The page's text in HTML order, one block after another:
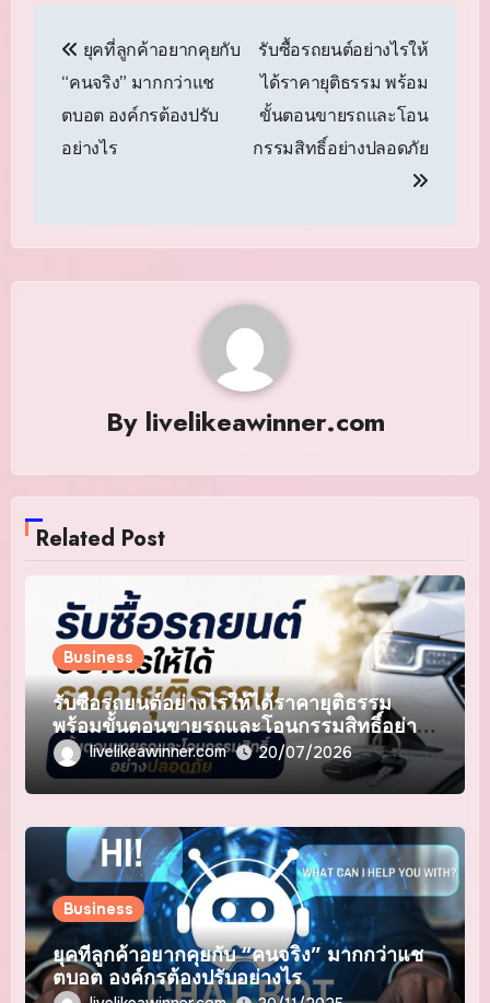
แนะแนว
เรื่องยุคที่ลูกค้าอยากคุยกับ
“คนจริง” มากกว่าแช
ตบอต องค์กรต้องปรับ
อย่างไร
รับซื้อรถยนต์อย่างไรให้
ได้ราคายุติธรรม พร้อม
ขั้นตอนขายรถและโอน
กรรมสิทธิ์อย่างปลอดภัย
By livelikeawinner.com
Related Post
Business
รับซื้อรถยนต์อย่างไรให้ได้ราคายุติธรรม
พร้อมขั้นตอนขายรถและโอนกรรมสิทธิ์อย่าง
ปลอดภัยlivelikeawinner.com 20/07/2026
Business
ยุคที่ลูกค้าอยากคุยกับ “คนจริง” มากกว่าแช
ตบอต องค์กรต้องปรับอย่างไร